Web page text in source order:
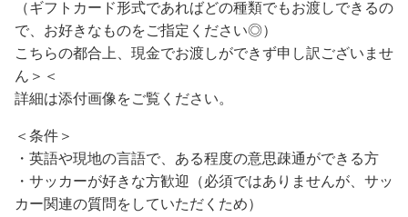
（ギフトカード形式であればどの種類でもお渡しできるの
で、お好きなものをご指定ください◎）
こちらの都合上、現金でお渡しができず申し訳ございませ
ん＞＜
詳細は添付画像をご覧ください。
＜条件＞
・英語や現地の言語で、ある程度の意思疎通ができる方
・サッカーが好きな方歓迎（必須ではありませんが、サッ
カー関連の質問をしていただくため）